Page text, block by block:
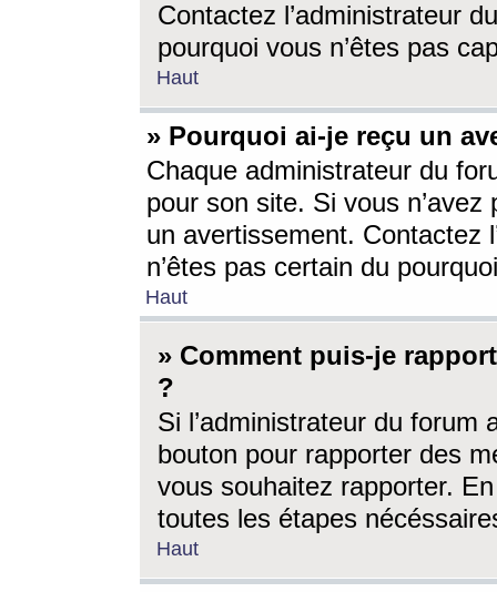
Contactez l’administrateur
pourquoi vous n’êtes pas
Haut
» Pourquoi ai-je reçu un
Chaque administrateur du
pour son site. Si vous
un avertissement. Contactez
n’êtes pas certain du
Haut
» Comment puis-je
?
Si l’administrateur du forum
bouton pour rapporter des
vous souhaitez rapporter.
toutes les étapes
Haut